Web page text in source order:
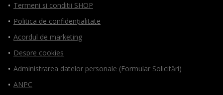
Termeni si conditii SHOP
Politica de confidențialitate
Acordul de marketing
Despre cookies
Administrarea datelor personale (Formular Solicitări)
ANPC